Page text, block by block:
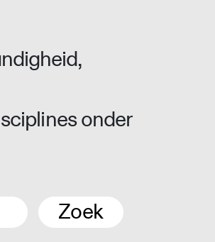
onder
Zoek